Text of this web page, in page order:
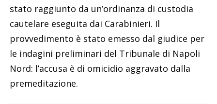
stato raggiunto da un’ordinanza di custodia
cautelare eseguita dai Carabinieri. Il
provvedimento è stato emesso dal giudice per
le indagini preliminari del Tribunale di Napoli
Nord: l’accusa è di omicidio aggravato dalla
premeditazione.